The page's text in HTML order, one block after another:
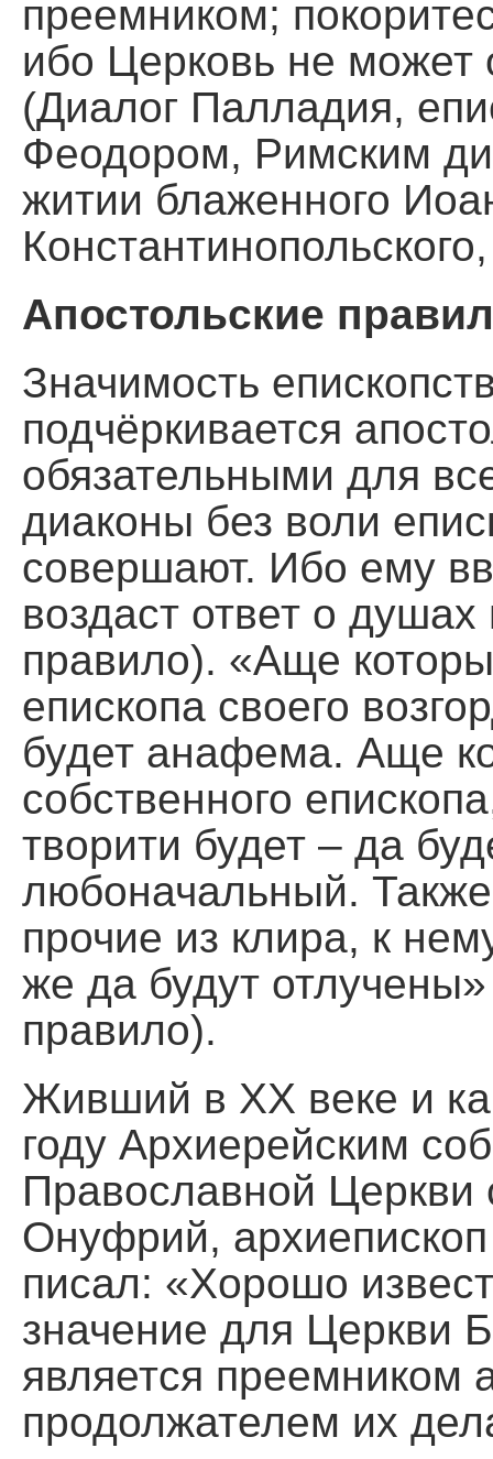
преемником;
ибо Церковь не может
(Диалог Палладия,
Феодором, Римским
житии блаженного
Апостольские
Значимость
подчёркивается
обязательными для
диаконы без воли
совершают. Ибо ему
воздаст ответ о
правило). «Аще
епископа своего
будет анафема. Аще
собственного
творити будет – да
любоначальный.
прочие из клира, к
же да будут
правило).
Живший в ХХ веке и
году Архиерейским
Православной Церкви
Онуфрий,
писал: «Хорошо
значение для Церкви
является преемником
продолжателем их